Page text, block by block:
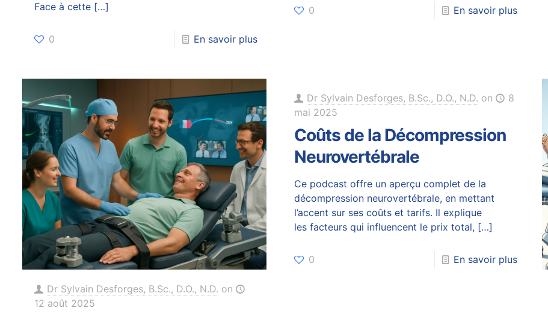
Face à cette[…]
0 En savoir plus
0 En savoir plus
Dr Sylvain Desforges, B.Sc., D.O., N.D. on
12 août 2025
Dr Sylvain Desforges, B.Sc., D.O., N.D. on
8
mai 2025
Coûts de la Décompression
Neurovertébrale
Ce podcast offre un aperçu complet de la
décompression neurovertébrale, en mettant
l’accent sur ses coûts et tarifs. Il explique
les facteurs qui influencent le prix total, […]
0 En savoir plus